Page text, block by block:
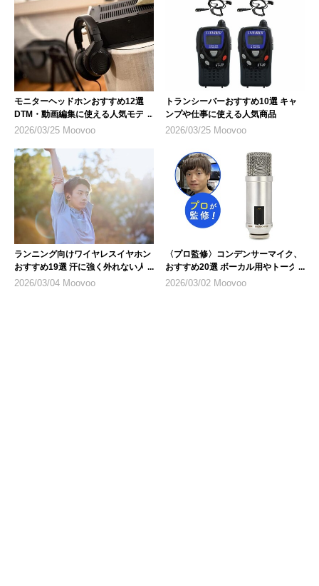
モニターヘッドホンおすすめ12選
DTM・動画編集に使える人気モデル
2026/03/25 Moovoo
トランシーバーおすすめ10選 キャ
ンプや仕事に使える人気商品
2026/03/25 Moovoo
ランニング向けワイヤレスイヤホン
おすすめ19選 汗に強く外れない人
気モデル
2026/03/04 Moovoo
〈プロ監修〉コンデンサーマイク、
おすすめ20選 ボーカル用やトーク
配信など用途にあったものを
2026/03/02 Moovoo